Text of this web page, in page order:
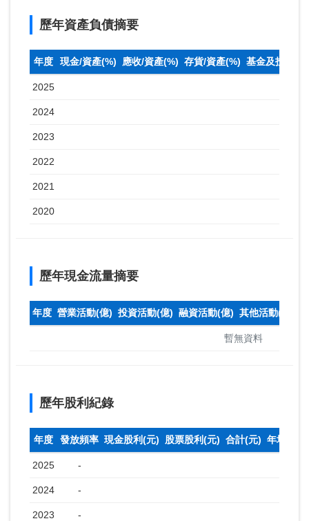
歷年資產負債摘要
年度 現金/資產(%) 應收/資產(%) 存貨/資產(%) 基金及投資(%)
2025
2024
2023
2022
2021
2020
歷年現金流量摘要
年度 營業活動(億) 投資活動(億) 融資活動(億) 其他活動(億)
暫無資料
歷年股利紀錄
年度 發放頻率 現金股利(元) 股票股利(元) 合計(元) 年均收盤
2025 -
2024 -
2023 -